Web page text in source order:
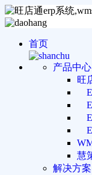
首页
产品中心
旺
慧
解决方案